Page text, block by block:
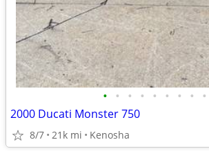
• • • • • • • • •
2000 Ducati Monster 750
8/7 21k mi Kenosha